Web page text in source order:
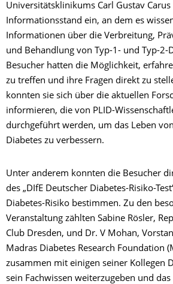
Universitätsklinikums Carl Gustav Carus
Informationsstand ein, an dem es
Informationen über die Verbreitung,
und Behandlung von Typ-1- und Typ-2-
Besucher hatten die Möglichkeit,
zu treffen und ihre Fragen direkt zu
konnten sie sich über die aktuellen
informieren, die von PLID-
durchgeführt werden, um das Leben
Diabetes zu verbessern.
Unter anderem konnten die Besucher
des „DIfE Deutscher Diabetes-Risiko-
Diabetes-Risiko bestimmen. Zu den
Veranstaltung zählten Sabine Rösler,
Club Dresden, und Dr. V Mohan,
Madras Diabetes Research Foundation
zusammen mit einigen seiner Kollegen
sein Fachwissen weiterzugeben und